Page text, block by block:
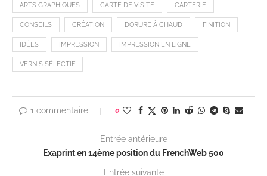
ARTS GRAPHIQUES CARTE DE VISITE CARTERIE
CONSEILS CRÉATION DORURE À CHAUD FINITION
IDÉES IMPRESSION IMPRESSION EN LIGNE
VERNIS SÉLECTIF
1 commentaire 0
Entrée antérieure
Exaprint en 14ème position du FrenchWeb 500
Entrée suivante